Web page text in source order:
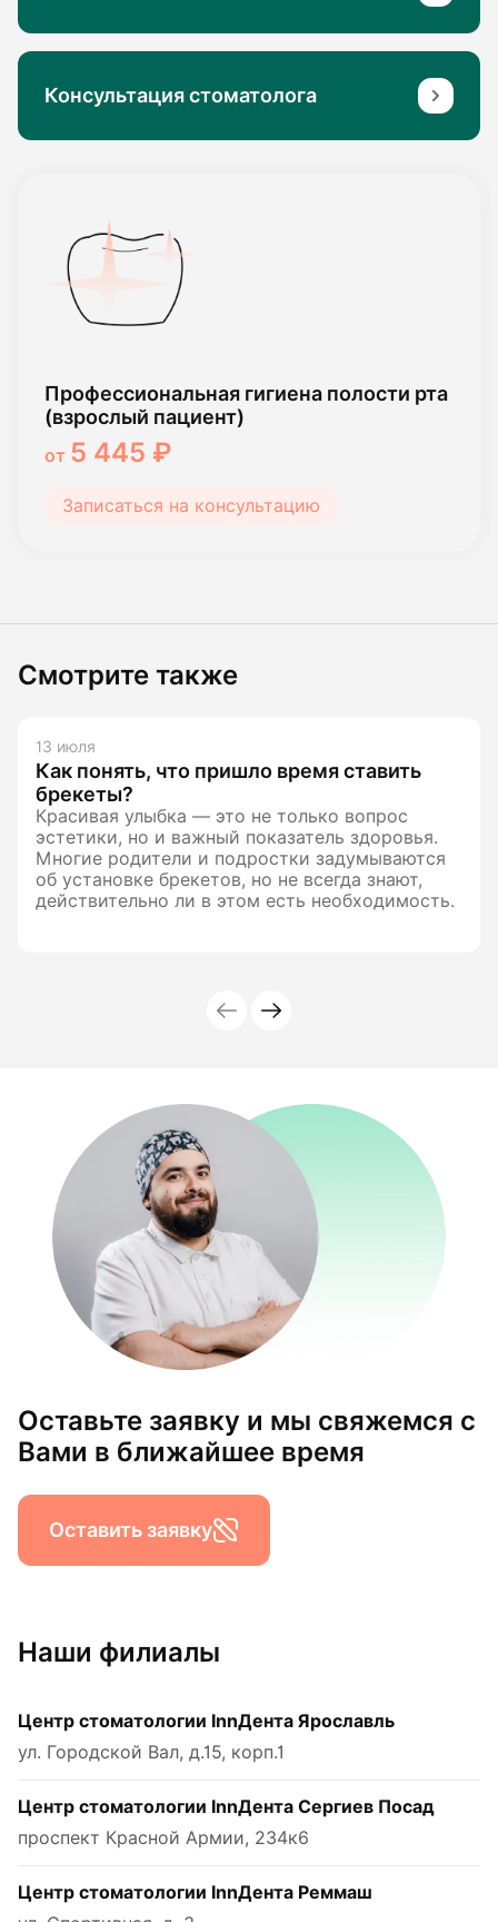
Консультация стоматолога
Профессиональная гигиена полости рта
(взрослый пациент)
от 5 445 ₽
Записаться на консультацию
Смотрите также
13 июля
Как понять, что пришло время ставить
брекеты?
Красивая улыбка — это не только вопрос
эстетики, но и важный показатель здоровья.
Многие родители и подростки задумываются
об установке брекетов, но не всегда знают,
действительно ли в этом есть необходимость.
Оставьте заявку и мы свяжемся с
Вами в ближайшее время
Оставить заявку
Наши филиалы
Центр стоматологии InnДента Ярославль
ул. Городской Вал, д.15, корп.1
Центр стоматологии InnДента Сергиев Посад
проспект Красной Армии, 234к6
Центр стоматологии InnДента Реммаш